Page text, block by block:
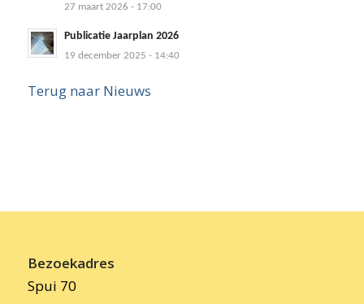
27 maart 2026 - 17:00
Publicatie Jaarplan 2026
19 december 2025 - 14:40
Terug naar Nieuws
Bezoekadres
Spui 70